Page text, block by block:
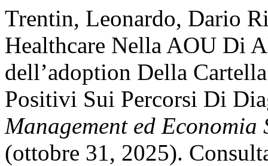
Trentin, Leonardo, Dario
Healthcare Nella AOU Di
dell’adoption Della
Positivi Sui Percorsi Di
Management ed Economia
(ottobre 31, 2025).